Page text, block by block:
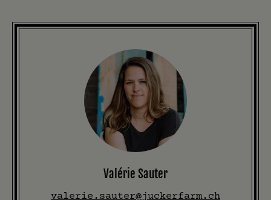
Valérie Sauter
valerie.sauter@juckerfarm.ch